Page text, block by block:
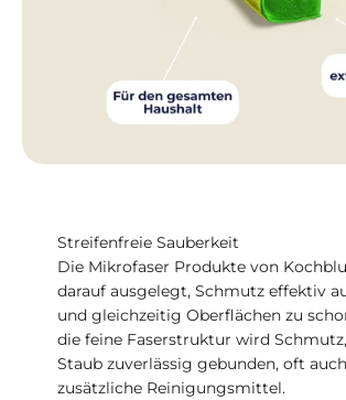
Streifenfreie Sauberkeit
Die Mikrofaser Produkte von
darauf ausgelegt, Schmutz effektiv
und gleichzeitig Oberflächen zu
die feine Faserstruktur wird
Staub zuverlässig gebunden, oft
zusätzliche Reinigungsmittel.